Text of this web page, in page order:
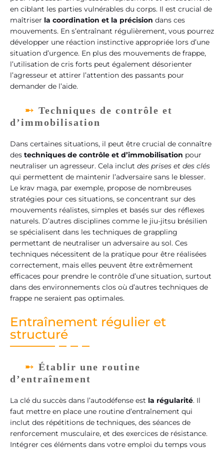
en ciblant les parties vulnérables du corps. Il est crucial de
maîtriser la coordination et la précision dans ces
mouvements. En s’entraînant régulièrement, vous pourrez
développer une réaction instinctive appropriée lors d’une
situation d’urgence. En plus des mouvements de frappe,
l’utilisation de cris forts peut également désorienter
l’agresseur et attirer l’attention des passants pour
demander de l’aide.
Techniques de contrôle et
d’immobilisation
Dans certaines situations, il peut être crucial de connaître
des techniques de contrôle et d’immobilisation pour
neutraliser un agresseur. Cela inclut des prises et des clés
qui permettent de maintenir l’adversaire sans le blesser.
Le krav maga, par exemple, propose de nombreuses
stratégies pour ces situations, se concentrant sur des
mouvements réalistes, simples et basés sur des réflexes
naturels. D’autres disciplines comme le jiu-jitsu brésilien
se spécialisent dans les techniques de grappling
permettant de neutraliser un adversaire au sol. Ces
techniques nécessitent de la pratique pour être réalisées
correctement, mais elles peuvent être extrêmement
efficaces pour prendre le contrôle d’une situation, surtout
dans des environnements clos où d’autres techniques de
frappe ne seraient pas optimales.
Entraînement régulier et
structuré
Établir une routine
d’entraînement
La clé du succès dans l’autodéfense est la régularité. Il
faut mettre en place une routine d’entraînement qui
inclut des répétitions de techniques, des séances de
renforcement musculaire, et des exercices de résistance.
Intégrer ces éléments dans votre emploi du temps vous